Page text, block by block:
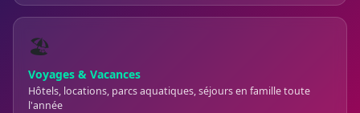
🏖️
Voyages & Vacances
Hôtels, locations, parcs aquatiques, séjours en famille toute
l'année